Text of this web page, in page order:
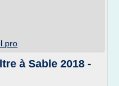
à Sable 2018 -